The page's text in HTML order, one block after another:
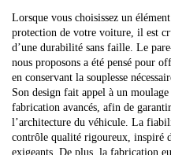
Lorsque vous choisissez un
protection de votre voiture, il est
d’une durabilité sans faille. Le
nous proposons a été pensé pour
en conservant la souplesse
Son design fait appel à un
fabrication avancés, afin de
l’architecture du véhicule. La
contrôle qualité rigoureux, inspiré
exigeants. De plus, la fabrication